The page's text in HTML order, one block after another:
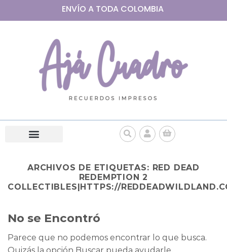
ENVÍO A TODA COLOMBIA
ARCHIVOS DE ETIQUETAS: RED DEAD
REDEMPTION 2
COLLECTIBLES|HTTPS://
No se Encontró
Parece que no podemos encontrar lo que busca.